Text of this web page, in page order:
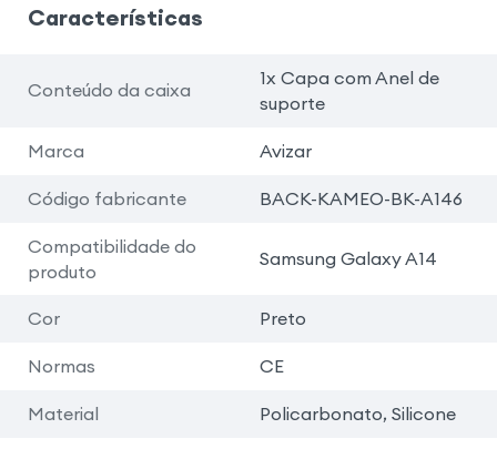
Características
Conteúdo da caixa
1x Capa com Anel de
suporte
Marca Avizar
Código fabricante BACK-KAMEO-BK-A146
Compatibilidade do
produto
Samsung Galaxy A14
Cor Preto
Normas CE
Material Policarbonato, Silicone